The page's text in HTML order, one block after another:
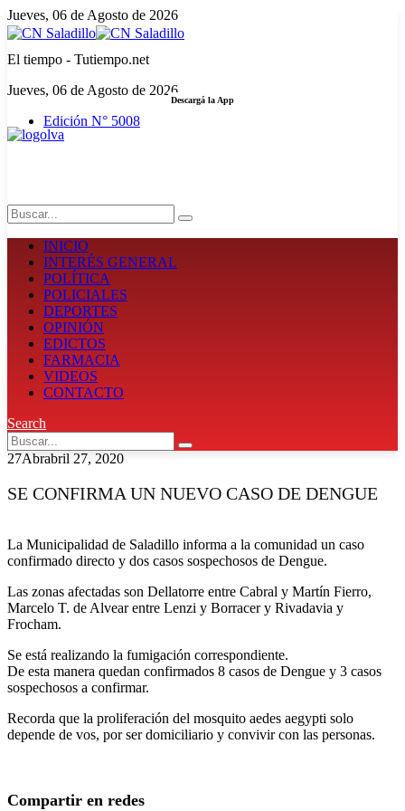
Jueves, 06 de Agosto de 2026
El tiempo - Tutiempo.net
Jueves, 06 de Agosto de 2026
Edición N° 5008
Descargá la App
INICIO
INTERÉS GENERAL
POLÍTICA
POLICIALES
DEPORTES
OPINIÓN
EDICTOS
FARMACIA
VIDEOS
CONTACTO
Search
27Abrabril 27, 2020
SE CONFIRMA UN NUEVO CASO DE DENGUE
La Municipalidad de Saladillo informa a la comunidad un caso
confirmado directo y dos casos sospechosos de Dengue.
Las zonas afectadas son Dellatorre entre Cabral y Martín Fierro,
Marcelo T. de Alvear entre Lenzi y Borracer y Rivadavia y
Frocham.
Se está realizando la fumigación correspondiente.
De esta manera quedan confirmados 8 casos de Dengue y 3 casos
sospechosos a confirmar.
Recorda que la proliferación del mosquito aedes aegypti solo
depende de vos, por ser domiciliario y convivir con las personas.
Compartir en redes